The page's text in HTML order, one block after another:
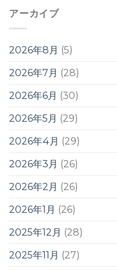
アーカイブ
2026年8月 (5)
2026年7月 (28)
2026年6月 (30)
2026年5月 (29)
2026年4月 (29)
2026年3月 (26)
2026年2月 (26)
2026年1月 (26)
2025年12月 (28)
2025年11月 (27)